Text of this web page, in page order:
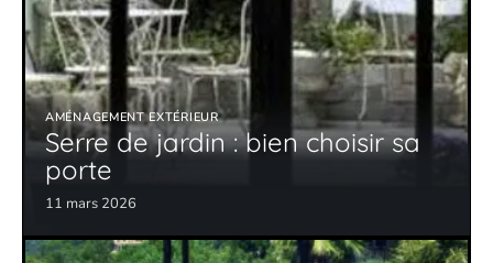
AMÉNAGEMENT EXTÉRIEUR
Serre de jardin : bien choisir sa
porte
11 mars 2026